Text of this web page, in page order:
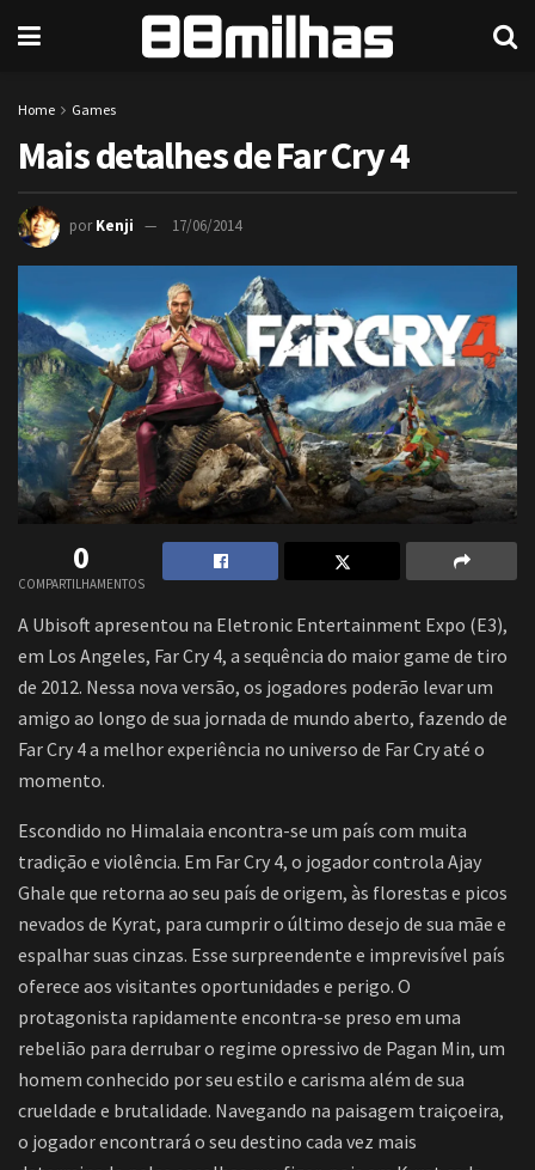
Home Games
Mais detalhes de Far Cry 4
por Kenji 17/06/2014
0
COMPARTILHAMENTOS
A Ubisoft apresentou na Eletronic Entertainment Expo (E3),
em Los Angeles, Far Cry 4, a sequência do maior game de tiro
de 2012. Nessa nova versão, os jogadores poderão levar um
amigo ao longo de sua jornada de mundo aberto, fazendo de
Far Cry 4 a melhor experiência no universo de Far Cry até o
momento.
Escondido no Himalaia encontra-se um país com muita
tradição e violência. Em Far Cry 4, o jogador controla Ajay
Ghale que retorna ao seu país de origem, às florestas e picos
nevados de Kyrat, para cumprir o último desejo de sua mãe e
espalhar suas cinzas. Esse surpreendente e imprevisível país
oferece aos visitantes oportunidades e perigo. O
protagonista rapidamente encontra-se preso em uma
rebelião para derrubar o regime opressivo de Pagan Min, um
homem conhecido por seu estilo e carisma além de sua
crueldade e brutalidade. Navegando na paisagem traiçoeira,
o jogador encontrará o seu destino cada vez mais